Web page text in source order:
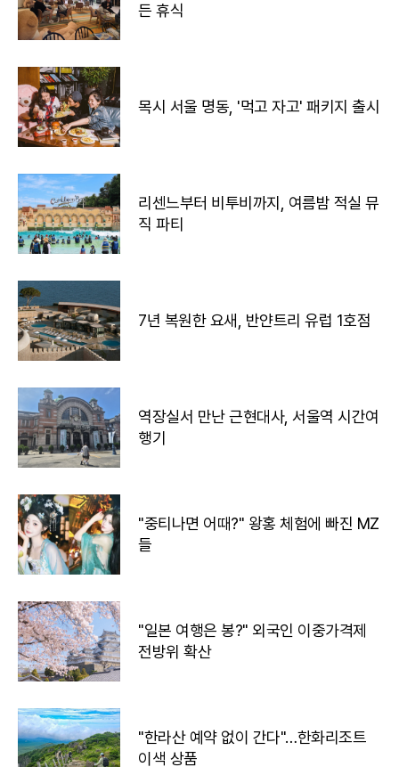
든 휴식
목시 서울 명동, '먹고 자고' 패키지 출시
리센느부터 비투비까지, 여름밤 적실 뮤
직 파티
7년 복원한 요새, 반얀트리 유럽 1호점
역장실서 만난 근현대사, 서울역 시간여
행기
"중티나면 어때?" 왕홍 체험에 빠진 MZ
들
"일본 여행은 봉?" 외국인 이중가격제
전방위 확산
"한라산 예약 없이 간다"…한화리조트
이색 상품